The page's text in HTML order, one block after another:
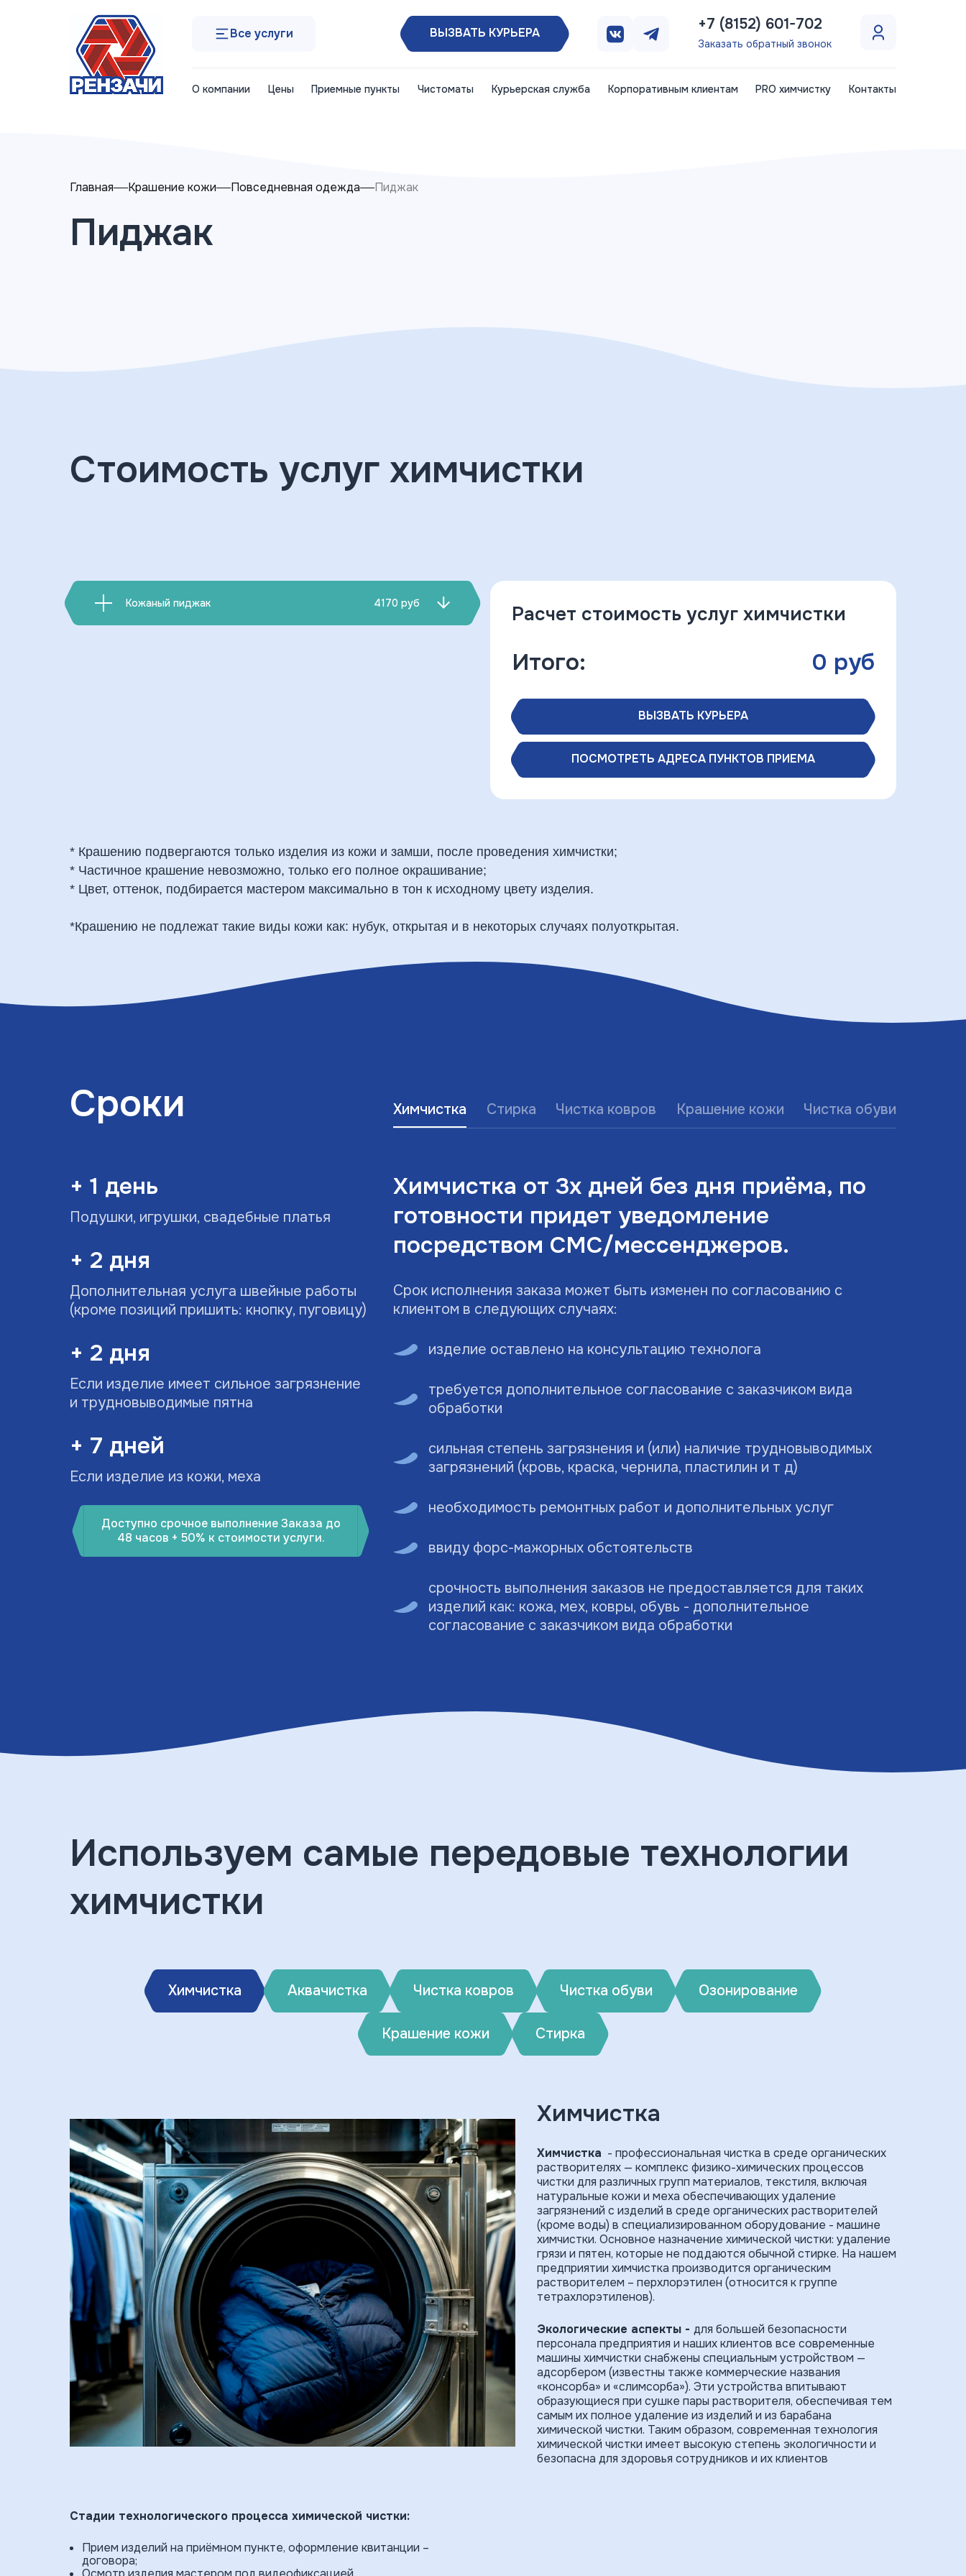
Все услуги ВЫЗВАТЬ КУРЬЕРА +7 (8152) 601-702
Заказать обратный звонок
О компании Цены Приемные пункты Чистоматы Курьерская служба Корпоративным клиентам PRO химчистку Контакты
Главная Крашение кожи Повседневная одежда Пиджак
Пиджак
Стоимость услуг химчистки
Кожаный пиджак 4170 руб Расчет стоимость услуг химчистки
Итого: 0 руб
ВЫЗВАТЬ КУРЬЕРА
ПОСМОТРЕТЬ АДРЕСА ПУНКТОВ ПРИЕМА
* Крашению подвергаются только изделия из кожи и замши, после проведения химчистки;
* Частичное крашение невозможно, только его полное окрашивание;
* Цвет, оттенок, подбирается мастером максимально в тон к исходному цвету изделия.
*Крашению не подлежат такие виды кожи как: нубук, открытая и в некоторых случаях полуоткрытая.
Сроки Химчистка Стирка Чистка ковров Крашение кожи Чистка обуви
+ 1 день
Подушки, игрушки, свадебные платья
+ 2 дня
Дополнительная услуга швейные работы
(кроме позиций пришить: кнопку, пуговицу)
+ 2 дня
Если изделие имеет сильное загрязнение
и трудновыводимые пятна
+ 7 дней
Если изделие из кожи, меха
Доступно срочное выполнение Заказа до
48 часов + 50% к стоимости услуги.
Химчистка от 3х дней без дня приёма, по
готовности придет уведомление
посредством СМС/мессенджеров.
Срок исполнения заказа может быть изменен по согласованию с
клиентом в следующих случаях:
изделие оставлено на консультацию технолога
требуется дополнительное согласование с заказчиком вида
обработки
сильная степень загрязнения и (или) наличие трудновыводимых
загрязнений (кровь, краска, чернила, пластилин и т д)
необходимость ремонтных работ и дополнительных услуг
ввиду форс-мажорных обстоятельств
срочность выполнения заказов не предоставляется для таких
изделий как: кожа, мех, ковры, обувь - дополнительное
согласование с заказчиком вида обработки
Используем самые передовые технологии
химчистки
Химчистка Аквачистка Чистка ковров Чистка обуви Озонирование
Крашение кожи Стирка
Химчистка
Химчистка - профессиональная чистка в среде органических
растворителях — комплекс физико-химических процессов
чистки для различных групп материалов, текстиля, включая
натуральные кожи и меха обеспечивающих удаление
загрязнений с изделий в среде органических растворителей
(кроме воды) в специализированном оборудование - машине
химчистки. Основное назначение химической чистки: удаление
грязи и пятен, которые не поддаются обычной стирке. На нашем
предприятии химчистка производится органическим
растворителем – перхлорэтилен (относится к группе
тетрахлорэтиленов).
Экологические аспекты - для большей безопасности
персонала предприятия и наших клиентов все современные
машины химчистки снабжены специальным устройством —
адсорбером (известны также коммерческие названия
«консорба» и «слимсорба»). Эти устройства впитывают
образующиеся при сушке пары растворителя, обеспечивая тем
самым их полное удаление из изделий и из барабана
химической чистки. Таким образом, современная техноло­гия
химической чистки имеет высокую степень экологичности и
безопасна для здоровья сотрудников и их клиентов
Стадии технологического процесса химической чистки:
Прием изде­лий на приёмном пункте, оформление квитанции –
договора;